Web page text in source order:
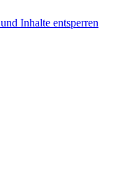
Inhalte entsperren